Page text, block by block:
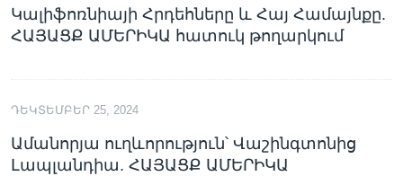
Կալիֆոռնիայի Հրդեհները և Հայ Համայնքը.
ՀԱՅԱՑՔ ԱՄԵՐԻԿԱ հատուկ թողարկում
ԴԵԿՏԵՄԲԵՐ 25, 2024
Ամանորյա ուղևորություն՝ Վաշինգտոնից
Լապլանդիա. ՀԱՅԱՑՔ ԱՄԵՐԻԿԱ